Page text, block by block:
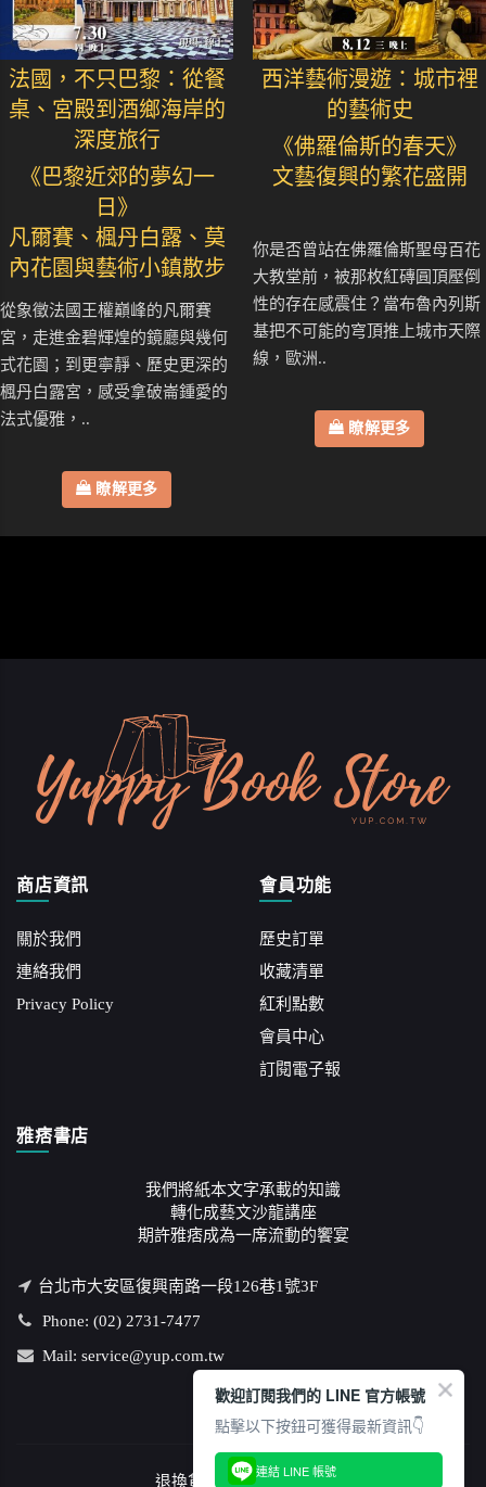
法國，不只巴黎：從餐
桌、宮殿到酒鄉海岸的
深度旅行
《巴黎近郊的夢幻一
日》
凡爾賽、楓丹白露、莫
內花園與藝術小鎮散步
從象徵法國王權巔峰的凡爾賽
宮，走進金碧輝煌的鏡廳與幾何
式花園；到更寧靜、歷史更深的
楓丹白露宮，感受拿破崙鍾愛的
法式優雅，..
瞭解更多
西洋藝術漫遊：城市裡
的藝術史
《佛羅倫斯的春天》
文藝復興的繁花盛開
你是否曾站在佛羅倫斯聖母百花
大教堂前，被那枚紅磚圓頂壓倒
性的存在感震住？當布魯內列斯
基把不可能的穹頂推上城市天際
線，歐洲..
瞭解更多
商店資訊
關於我們
連絡我們
Privacy Policy
會員功能
歷史訂單
收藏清單
紅利點數
會員中心
訂閱電子報
雅痞書店
我們將紙本文字承載的知識
轉化成藝文沙龍講座
期許雅痞成為一席流動的饗宴
台北市大安區復興南路一段126巷1號3F
Phone: (02) 2731-7477
Mail: service@yup.com.tw
退換貨說明/隱私權政策
歡迎訂閱我們的 LINE 官方帳號
點擊以下按鈕可獲得最新資訊👇
連結 LINE 帳號